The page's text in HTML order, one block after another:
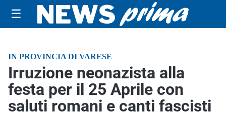
☰
IN PROVINCIA DI VARESE
Irruzione neonazista alla
festa per il 25 Aprile con
saluti romani e canti fascisti